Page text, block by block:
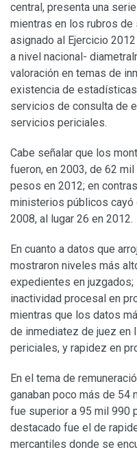
central, presenta una
mientras en los rubros
asignado al Ejercicio
a nivel nacional-
valoración en temas de
existencia de
servicios de consulta de
servicios periciales.
Cabe señalar que los
fueron, en 2003, de 62
pesos en 2012; en
ministerios públicos cayó
2008, al lugar 26 en 2012.
En cuanto a datos que
mostraron niveles más
expedientes en
inactividad procesal en
mientras que los datos
de inmediatez de juez en
periciales, y rapidez en
En el tema de
ganaban poco más de 54
fue superior a 95 mil 990
destacado fue el de
mercantiles donde se